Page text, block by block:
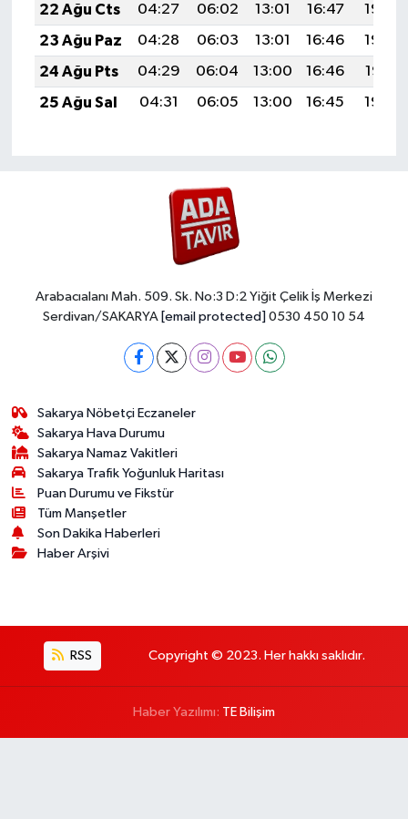
22 Ağu Cts
04:27 06:02 13:01 16:47
19:50
23 Ağu Paz
04:28 06:03 13:01 16:46
19:49
24 Ağu Pts
04:29 06:04 13:00 16:46
19:47
25 Ağu Sal
04:31 06:05 13:00 16:45 19:46
Arabacıalanı Mah. 509. Sk. No:3 D:2 Yiğit Çelik İş Merkezi
Serdivan/SAKARYA [email protected] 0530 450 10 54
Sakarya Nöbetçi Eczaneler
Sakarya Hava Durumu
Sakarya Namaz Vakitleri
Sakarya Trafik Yoğunluk Haritası
Puan Durumu ve Fikstür
Tüm Manşetler
Son Dakika Haberleri
Haber Arşivi
RSS Copyright © 2023. Her hakkı saklıdır.
Haber Yazılımı: TE Bilişim